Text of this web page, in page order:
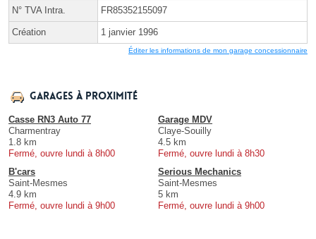
N° TVA Intra. FR85352155097
Création 1 janvier 1996
Éditer les informations de mon garage concessionnaire
Garages à proximité
Casse RN3 Auto 77
Charmentray
1.8 km
Fermé, ouvre lundi à 8h00
Garage MDV
Claye-Souilly
4.5 km
Fermé, ouvre lundi à 8h30
B'cars
Saint-Mesmes
4.9 km
Fermé, ouvre lundi à 9h00
Serious Mechanics
Saint-Mesmes
5 km
Fermé, ouvre lundi à 9h00